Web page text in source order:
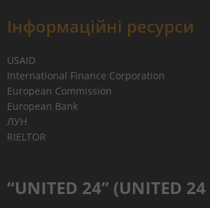
Інформаційні ресурси
USAID
International Finance Corporation
European Commission
European Bank
ЛУН
RIELTOR
“UNITED 24” (UNITED